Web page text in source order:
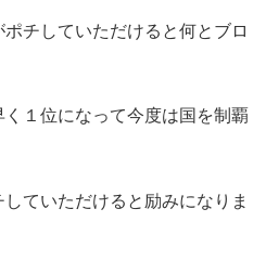
チしていただけると何とブロ
１位になって今度は国を制覇
ていただけると励みになりま